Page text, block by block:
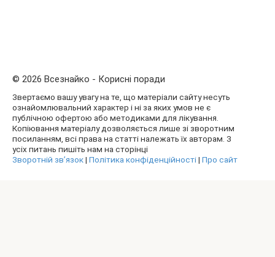
© 2026 Всезнайко - Корисні поради
Звертаємо вашу увагу на те, що матеріали сайту несуть
ознайомлювальний характер і ні за яких умов не є
публічною офертою або методиками для лікування.
Копіювання матеріалу дозволяється лише зі зворотним
посиланням, всі права на статті належать їх авторам. З
усіх питань пишіть нам на сторінці
Зворотній зв’язок| Політика конфіденційності| Про сайт